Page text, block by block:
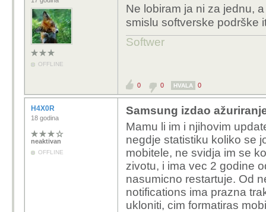
OFFLINE
Ne lobiram ja ni za jednu,
smislu softverske podrške
Softwer
0 0 HVALA 0
H4X0R
18 godina
neaktivan
OFFLINE
Samsung izdao
Mamu li im i njihovim
negdje statistiku koliko se
mobitele, ne svidja im se
zivotu, i ima vec 2 godine
nasumicno restartuje. Od
notifications ima prazna
ukloniti, cim formatiras